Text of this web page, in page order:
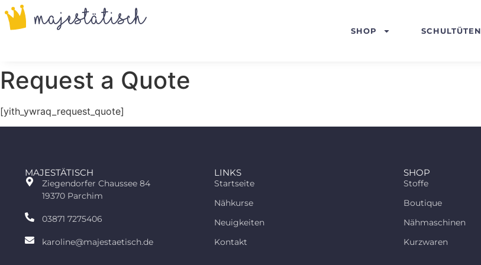
SHOP SCHULTÜTEN
Request a Quote
[yith_ywraq_request_quote]
MAJESTÄTISCH
Ziegendorfer Chaussee 84
19370 Parchim
03871 7275406
karoline@majestaetisch.de
LINKS
Startseite
Nähkurse
Neuigkeiten
Kontakt
SHOP
Stoffe
Boutique
Nähmaschinen
Kurzwaren